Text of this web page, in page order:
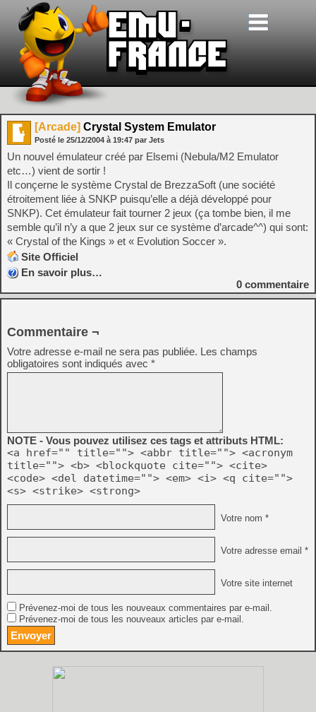
[Arcade] Crystal System Emulator
Posté le 25/12/2004 à 19:47 par Jets
Un nouvel émulateur créé par Elsemi (Nebula/M2 Emulator
etc…) vient de sortir !
Il conçerne le système Crystal de BrezzaSoft (une société
étroitement liée à SNKP puisqu’elle a déjà développé pour
SNKP). Cet émulateur fait tourner 2 jeux (ça tombe bien, il me
semble qu’il n’y a que 2 jeux sur ce système d’arcade^^) qui sont:
« Crystal of the Kings » et « Evolution Soccer ».
Site Officiel
En savoir plus…
0 commentaire
Commentaire ¬
Votre adresse e-mail ne sera pas publiée. Les champs
obligatoires sont indiqués avec *
NOTE - Vous pouvez utilisez ces tags et attributs HTML:
<a href="" title=""> <abbr title=""> <acronym
title=""> <b> <blockquote cite=""> <cite>
<code> <del datetime=""> <em> <i> <q cite="">
<s> <strike> <strong>
Votre nom *
Votre adresse email *
Votre site internet
Prévenez-moi de tous les nouveaux commentaires par e-mail.
Prévenez-moi de tous les nouveaux articles par e-mail.